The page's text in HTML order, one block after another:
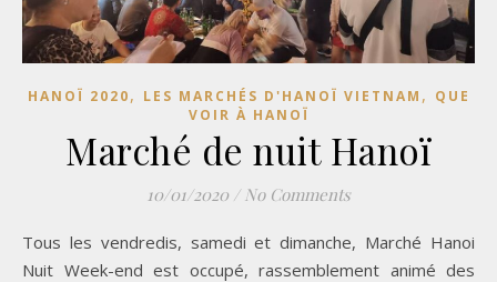
HANOÏ 2020, LES MARCHÉS D'HANOÏ VIETNAM , QUE
VOIR À HANOÏ
Marché de nuit Hanoï
10/01/2020 / No Comments
Tous les vendredis, samedi et dimanche, Marché Hanoi
Nuit Week-end est occupé, rassemblement animé des